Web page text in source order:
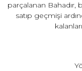
parçalanan Bahadır,
satıp geçmişi